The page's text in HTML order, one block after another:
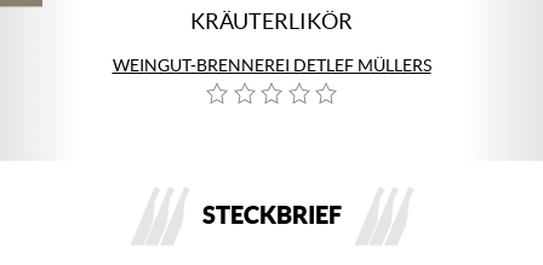
KRÄUTERLIKÖR
WEINGUT-BRENNEREI DETLEF MÜLLERS
STECKBRIEF